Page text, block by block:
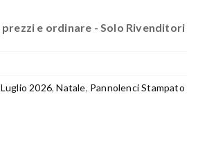
e ordinare - Solo Rivenditori
2026,Natale, Pannolenci Stampato